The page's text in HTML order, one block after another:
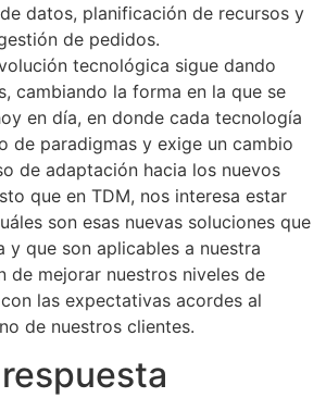
datos, planificación de recursos y
de pedidos.
tecnológica sigue dando
cambiando la forma en la que se
en día, en donde cada tecnología
de paradigmas y exige un cambio
de adaptación hacia los nuevos
que en TDM, nos interesa estar
son esas nuevas soluciones que
y que son aplicables a nuestra
de mejorar nuestros niveles de
las expectativas acordes al
de nuestros clientes.